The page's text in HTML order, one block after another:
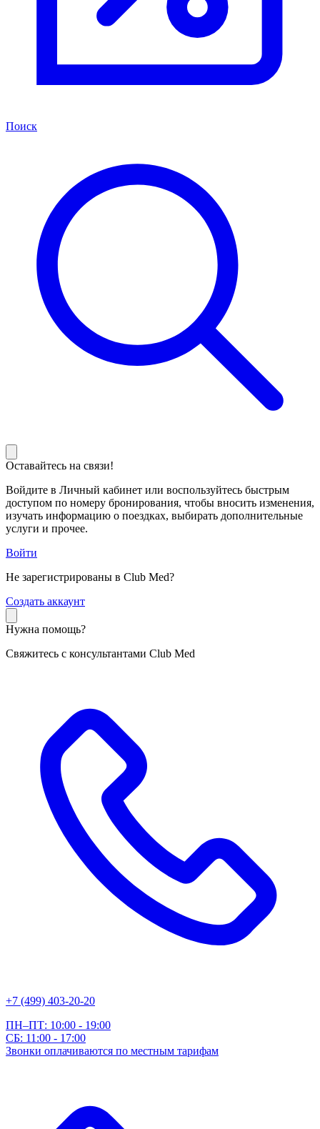
Поиск
Оставайтесь на связи!
Войдите в Личный кабинет или воспользуйтесь быстрым
доступом по номеру бронирования, чтобы вносить изменения,
изучать информацию о поездках, выбирать дополнительные
услуги и прочее.
Войти
Не зарегистрированы в Club Med?
Создать аккаунт
Нужна помощь?
Свяжитесь с консультантами Club Med
+7 (499) 403-20-20
ПН–ПТ: 10:00 - 19:00
СБ: 11:00 - 17:00
Звонки оплачиваются по местным тарифам